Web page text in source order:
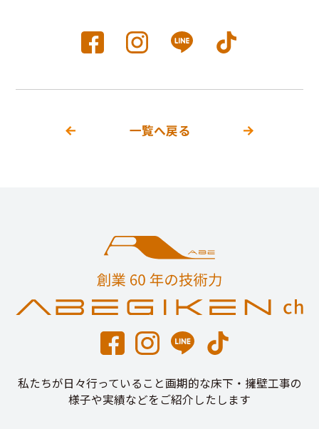
一覧へ戻る
私たちが日々行っていること画期的な床下・擁壁工事の
様子や実績などをご紹介したします